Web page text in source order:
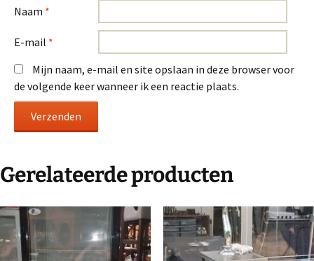
Naam *
E-mail *
Mijn naam, e-mail en site opslaan in deze browser voor
de volgende keer wanneer ik een reactie plaats.
Gerelateerde producten